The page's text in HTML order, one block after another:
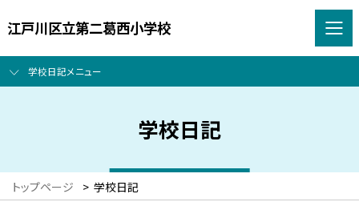
江戸川区立第二葛西小学校
学校日記メニュー
学校日記
トップページ > 学校日記